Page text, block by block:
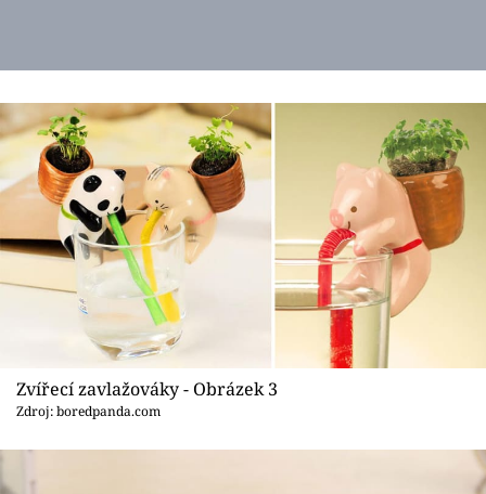
Zvířecí zavlažováky - Obrázek 3
Zdroj: boredpanda.com